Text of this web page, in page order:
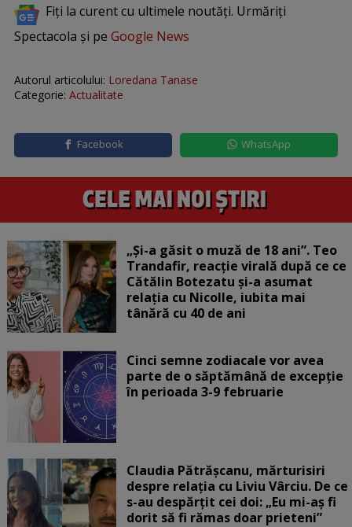
Fiți la curent cu ultimele noutăți. Urmăriți
Spectacola și pe Google News
Autorul articolului: Loredana Tanase
Categorie: Actualitate
Facebook WhatsApp
„Și-a găsit o muză de 18 ani”. Teo
Trandafir, reacție virală după ce ce
Cătălin Botezatu și-a asumat
relația cu Nicolle, iubita mai
tânără cu 40 de ani
Cinci semne zodiacale vor avea
parte de o săptămână de excepție
în perioada 3-9 februarie
Claudia Pătrășcanu, mărturisiri
despre relația cu Liviu Vârciu. De ce
s-au despărțit cei doi: „Eu mi-aș fi
dorit să fi rămas doar prieteni”